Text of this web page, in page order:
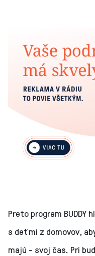
Preto program BUDDY
s deťmi z domovov,
majú - svoj čas. Pri